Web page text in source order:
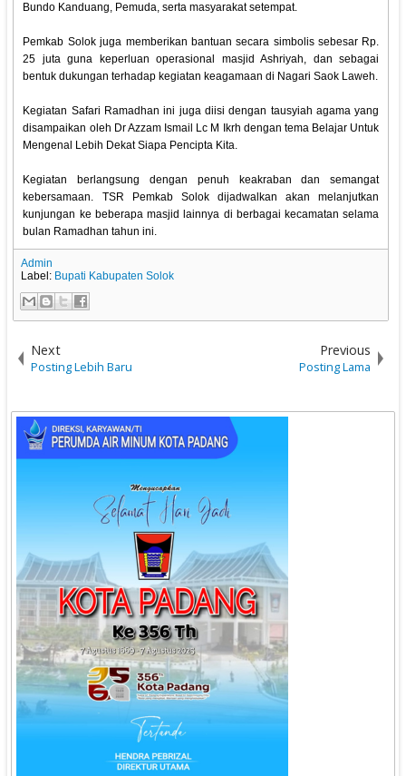
Bundo Kanduang, Pemuda, serta masyarakat setempat.
Pemkab Solok juga memberikan bantuan secara simbolis sebesar Rp.
25 juta guna keperluan operasional masjid Ashriyah, dan sebagai
bentuk dukungan terhadap kegiatan keagamaan di Nagari Saok Laweh.
Kegiatan Safari Ramadhan ini juga diisi dengan tausyiah agama yang
disampaikan oleh Dr Azzam Ismail Lc M Ikrh dengan tema Belajar Untuk
Mengenal Lebih Dekat Siapa Pencipta Kita.
Kegiatan berlangsung dengan penuh keakraban dan semangat
kebersamaan. TSR Pemkab Solok dijadwalkan akan melanjutkan
kunjungan ke beberapa masjid lainnya di berbagai kecamatan selama
bulan Ramadhan tahun ini.
Admin
Label: Bupati Kabupaten Solok
Next
Posting Lebih Baru
Previous
Posting Lama